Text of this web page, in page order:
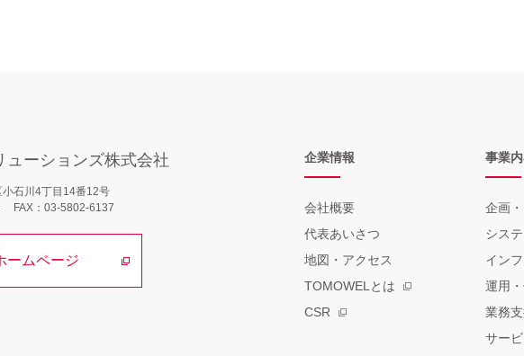
6137
ウェブビーコン等のあなたが容易に認識できない方法によって個人情報を取得しておりま
人情報については、漏洩や減失などがないように必要かつ適切な安全管理措置を講じます。
ューションズ株式会社
石川4丁目14番12号
FAX：03-5802-6137
ームページ
企業情報
会社概要
代表あいさつ
地図・アクセス
TOMOWELとは
CSR
事業
企画
シス
イン
運用
業務
サー